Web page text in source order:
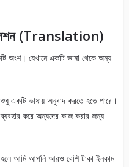
(Translation)
অংশ। যেখানে একটি ভাষা থেকে অন্য
একটি ভাষায় অনুবাদ করতে হতে পারে।
করে অন্যদের কাজ করার জন্য
আমি আপনি আরও বেশি টাকা ইনকাম